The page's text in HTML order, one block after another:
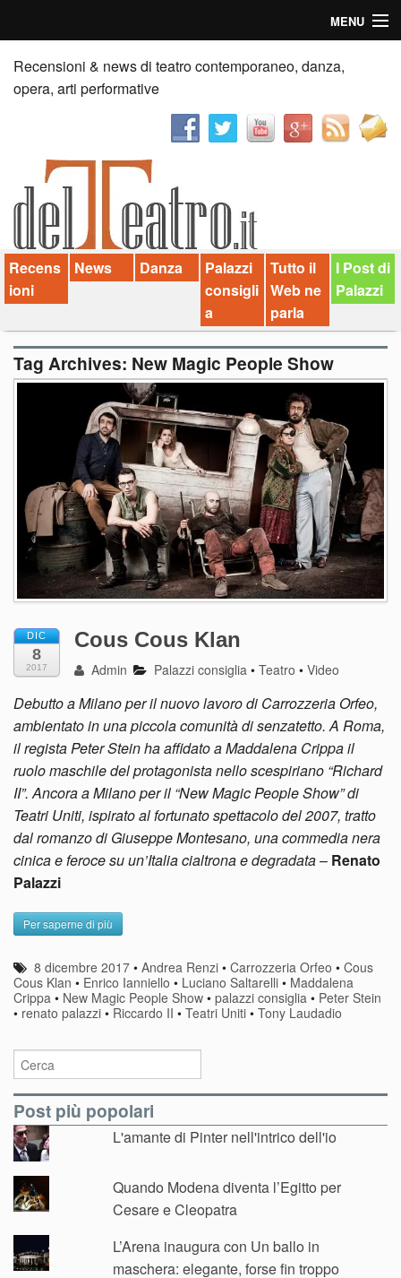
MENU
Home
Recensioni
News
Palazzi consiglia
Video
Chi siamo
Contatti
Recensioni & news di teatro contemporaneo, danza,
opera, arti performative
Recens
ioni
News Danza
Palazzi
consigli
a
Tutto il
Web ne
parla
I Post di
Palazzi
Tag Archives: New Magic People Show
DIC
8
2017
Cous Cous Klan
Admin Palazzi consiglia •Teatro •Video
Debutto a Milano per il nuovo lavoro di Carrozzeria Orfeo,
ambientato in una piccola comunità di senzatetto. A Roma,
il regista Peter Stein ha affidato a Maddalena Crippa il
ruolo maschile del protagonista nello scespiriano “Richard
II”. Ancora a Milano per il “New Magic People Show” di
Teatri Uniti, ispirato al fortunato spettacolo del 2007, tratto
dal romanzo di Giuseppe Montesano, una commedia nera
cinica e feroce su un’Italia cialtrona e degradata– Renato
Palazzi
Per saperne di più
8 dicembre 2017 •Andrea Renzi •Carrozzeria Orfeo •Cous
Cous Klan • Enrico Ianniello • Luciano Saltarelli • Maddalena
Crippa • New Magic People Show • palazzi consiglia • Peter Stein
• renato palazzi • Riccardo II • Teatri Uniti • Tony Laudadio
Post più popolari
L'amante di Pinter nell'intrico dell'io
Quando Modena diventa l’Egitto per
Cesare e Cleopatra
L’Arena inaugura con Un ballo in
maschera: elegante, forse fin troppo